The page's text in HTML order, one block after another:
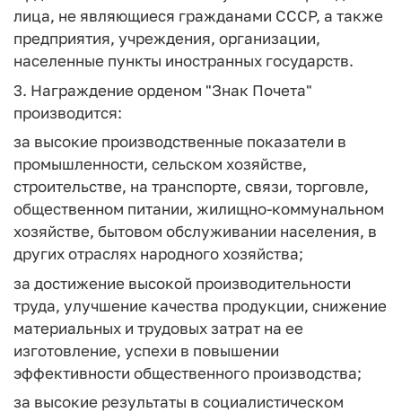
лица, не являющиеся гражданами СССР, а также
предприятия, учреждения, организации,
населенные пункты иностранных государств.
3. Награждение орденом "Знак Почета"
производится:
за высокие производственные показатели в
промышленности, сельском хозяйстве,
строительстве, на транспорте, связи, торговле,
общественном питании, жилищно-коммунальном
хозяйстве, бытовом обслуживании населения, в
других отраслях народного хозяйства;
за достижение высокой производительности
труда, улучшение качества продукции, снижение
материальных и трудовых затрат на ее
изготовление, успехи в повышении
эффективности общественного производства;
за высокие результаты в социалистическом